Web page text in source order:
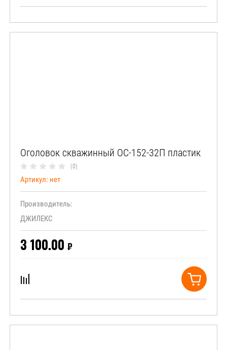
Оголовок скважинный ОС-152-32П пластик
(0)
Артикул: нет
Производитель:
ДЖИЛЕКС
3 100.00 ₽